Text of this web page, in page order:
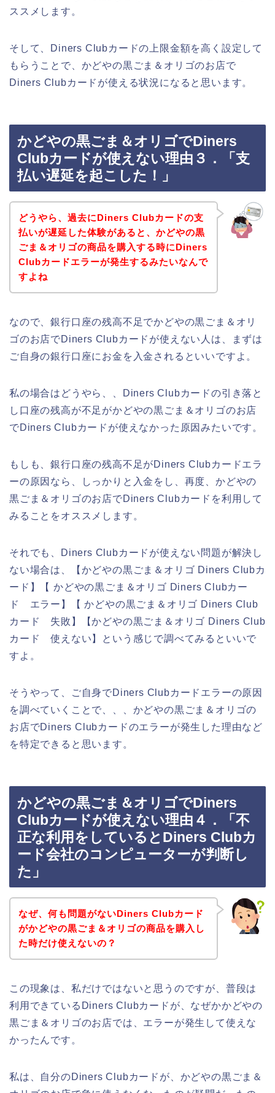
ススメします。
そして、Diners Clubカードの上限金額を高く設定して
もらうことで、かどやの黒ごま＆オリゴのお店で
Diners Clubカードが使える状況になると思います。
かどやの黒ごま＆オリゴでDiners
Clubカードが使えない理由３．「支
払い遅延を起こした！」
どうやら、過去にDiners Clubカードの支
払いが遅延した体験があると、かどやの黒
ごま＆オリゴの商品を購入する時にDiners
Clubカードエラーが発生するみたいなんで
すよね
なので、銀行口座の残高不足でかどやの黒ごま＆オリ
ゴのお店でDiners Clubカードが使えない人は、まずは
ご自身の銀行口座にお金を入金されるといいですよ。
私の場合はどうやら、、Diners Clubカードの引き落と
し口座の残高が不足がかどやの黒ごま＆オリゴのお店
でDiners Clubカードが使えなかった原因みたいです。
もしも、銀行口座の残高不足がDiners Clubカードエラ
ーの原因なら、しっかりと入金をし、再度、かどやの
黒ごま＆オリゴのお店でDiners Clubカードを利用して
みることをオススメします。
それでも、Diners Clubカードが使えない問題が解決し
ない場合は、【かどやの黒ごま＆オリゴ Diners Clubカ
ード】【 かどやの黒ごま＆オリゴ Diners Clubカー
ド エラー】【 かどやの黒ごま＆オリゴ Diners Club
カード 失敗】【かどやの黒ごま＆オリゴ Diners Club
カード 使えない】という感じで調べてみるといいで
すよ。
そうやって、ご自身でDiners Clubカードエラーの原因
を調べていくことで、、、かどやの黒ごま＆オリゴの
お店でDiners Clubカードのエラーが発生した理由など
を特定できると思います。
かどやの黒ごま＆オリゴでDiners
Clubカードが使えない理由４．「不
正な利用をしているとDiners Clubカ
ード会社のコンピューターが判断し
た」
なぜ、何も問題がないDiners Clubカード
がかどやの黒ごま＆オリゴの商品を購入し
た時だけ使えないの？
この現象は、私だけではないと思うのですが、普段は
利用できているDiners Clubカードが、なぜかかどやの
黒ごま＆オリゴのお店では、エラーが発生して使えな
かったんです。
私は、自分のDiners Clubカードが、かどやの黒ごま＆